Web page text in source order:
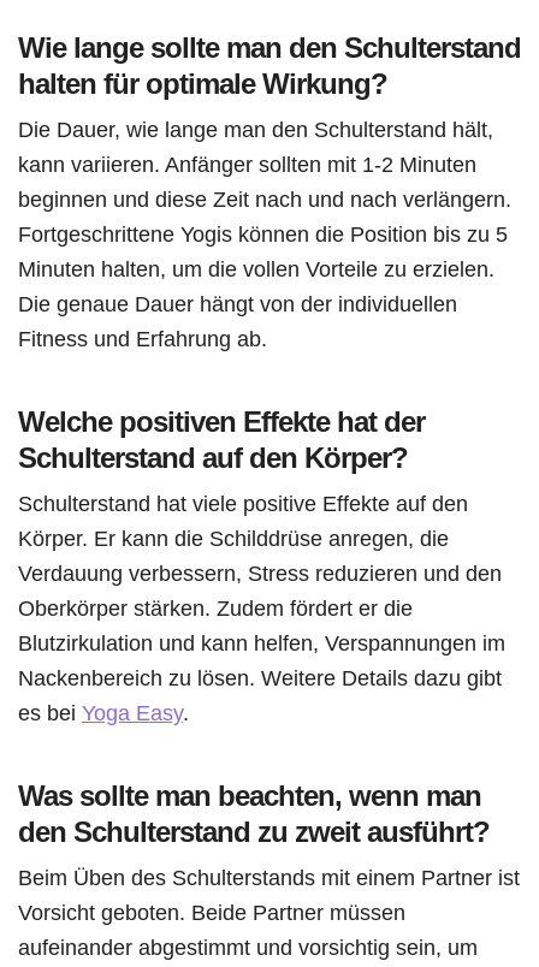
Wie lange sollte man den Schulterstand
halten für optimale Wirkung?
Die Dauer, wie lange man den Schulterstand hält,
kann variieren. Anfänger sollten mit 1-2 Minuten
beginnen und diese Zeit nach und nach verlängern.
Fortgeschrittene Yogis können die Position bis zu 5
Minuten halten, um die vollen Vorteile zu erzielen.
Die genaue Dauer hängt von der individuellen
Fitness und Erfahrung ab.
Welche positiven Effekte hat der
Schulterstand auf den Körper?
Schulterstand hat viele positive Effekte auf den
Körper. Er kann die Schilddrüse anregen, die
Verdauung verbessern, Stress reduzieren und den
Oberkörper stärken. Zudem fördert er die
Blutzirkulation und kann helfen, Verspannungen im
Nackenbereich zu lösen. Weitere Details dazu gibt
es bei Yoga Easy.
Was sollte man beachten, wenn man
den Schulterstand zu zweit ausführt?
Beim Üben des Schulterstands mit einem Partner ist
Vorsicht geboten. Beide Partner müssen
aufeinander abgestimmt und vorsichtig sein, um